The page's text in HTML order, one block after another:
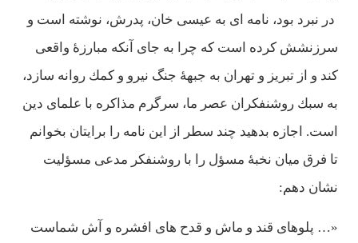
در نبرد بود، نامه ای به عيسی خان، پدرش، نوشته است و
سرزنشش كرده است كه چرا به جای آنكه مبارزۀ واقعی
كند و از تبريز و تهران به جبهۀ جنگ نيرو و كمك روانه سازد،
به سبك روشنفكران عصر ما، سرگرم مذاكره با علمای دين
است. اجازه بدهيد چند سطر از اين نامه را برايتان بخوانم
تا فرق ميان نخبۀ مسؤل را با روشنفكر مدعی مسؤليت
نشان دهم:
«… پلوهای قند و ماش و قدح های افشره و آش شماست